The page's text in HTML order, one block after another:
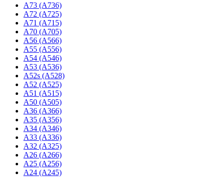
A73 (A736)
A72 (A725)
A71 (A715)
A70 (A705)
A56 (A566)
A55 (A556)
A54 (A546)
A53 (A536)
A52s (A528)
A52 (A525)
A51 (A515)
A50 (A505)
A36 (A366)
A35 (A356)
A34 (A346)
A33 (A336)
A32 (A325)
A26 (A266)
A25 (A256)
A24 (A245)